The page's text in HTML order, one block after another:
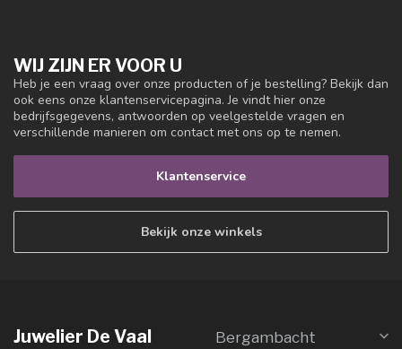
WIJ ZIJN ER VOOR U
Heb je een vraag over onze producten of je bestelling? Bekijk dan
ook eens onze klantenservicepagina. Je vindt hier onze
bedrijfsgegevens, antwoorden op veelgestelde vragen en
verschillende manieren om contact met ons op te nemen.
Klantenservice
Bekijk onze winkels
Juwelier De Vaal Bergambacht